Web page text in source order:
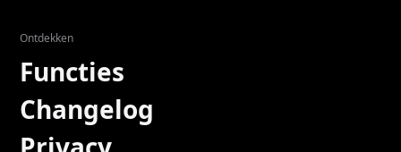
Ontdekken
Functies
Changelog